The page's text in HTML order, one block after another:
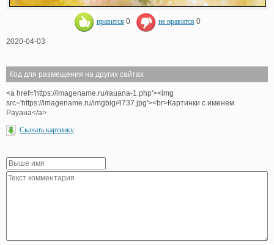
нравится 0 не нравится 0
2020-04-03
Код для размещения на других сайтах
<a href='https://imagename.ru/rauana-1.php'><img
src='https://imagename.ru/imgbig/4737.jpg'><br>Картинки с именем
Рауана</a>
Скачать картинку